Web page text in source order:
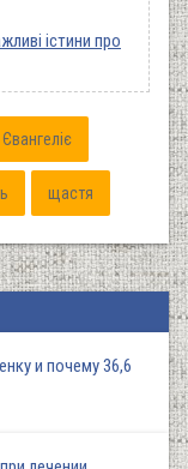
істини про
щастя
и почему 36,6